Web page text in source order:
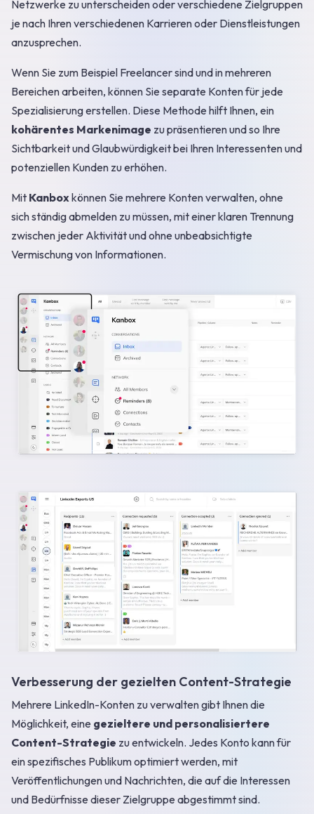
Netzwerke zu unterscheiden oder verschiedene Zielgruppen
je nach Ihren verschiedenen Karrieren oder Dienstleistungen
anzusprechen.
Wenn Sie zum Beispiel Freelancer sind und in mehreren
Bereichen arbeiten, können Sie separate Konten für jede
Spezialisierung erstellen. Diese Methode hilft Ihnen, ein
kohärentes Markenimage zu präsentieren und so Ihre
Sichtbarkeit und Glaubwürdigkeit bei Ihren Interessenten und
potenziellen Kunden zu erhöhen.
Mit Kanboxkönnen Sie mehrere Konten verwalten, ohne
sich ständig abmelden zu müssen, mit einer klaren Trennung
zwischen jeder Aktivität und ohne unbeabsichtigte
Vermischung von Informationen.
Verbesserung der gezielten Content-Strategie
Mehrere LinkedIn-Konten zu verwalten gibt Ihnen die
Möglichkeit, eine gezieltere und personalisiertere
Content-Strategie zu entwickeln. Jedes Konto kann für
ein spezifisches Publikum optimiert werden, mit
Veröffentlichungen und Nachrichten, die auf die Interessen
und Bedürfnisse dieser Zielgruppe abgestimmt sind.